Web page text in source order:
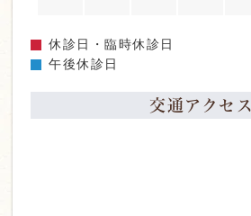
休診日・臨時休診日
午後休診日
交通アクセス